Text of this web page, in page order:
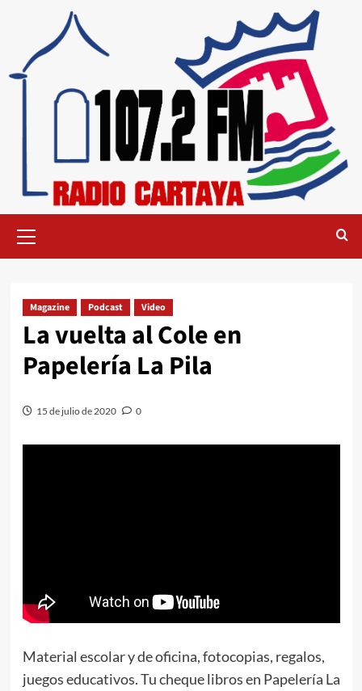
Magazine Podcast Video
La vuelta al Cole en
Papelería La Pila
15 de julio de 2020 0
Material escolar y de oficina, fotocopias, regalos,
juegos educativos. Tu cheque libros en Papelería La